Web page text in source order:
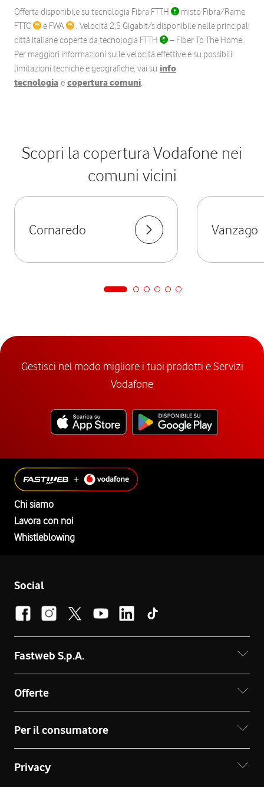
Offerta disponibile su tecnologia Fibra FTTH
misto Fibra/Rame
FTTC
e FWA
. Velocità 2,5 Gigabit/s disponibile nelle principali
città italiane coperte da tecnologia FTTH
– Fiber To The Home.
Per maggiori informazioni sulle velocità effettive e su possibili
limitazioni tecniche e geografiche, vai su info
tecnologia e copertura comuni.
Scopri la copertura Vodafone nei
comuni vicini
Cornaredo Vanzago
Gestisci nel modo migliore i tuoi prodotti e Servizi
Vodafone
Chi siamo
Lavora con noi
Whistleblowing
Social
Fastweb S.p.A.
Offerte
Per il consumatore
Privacy